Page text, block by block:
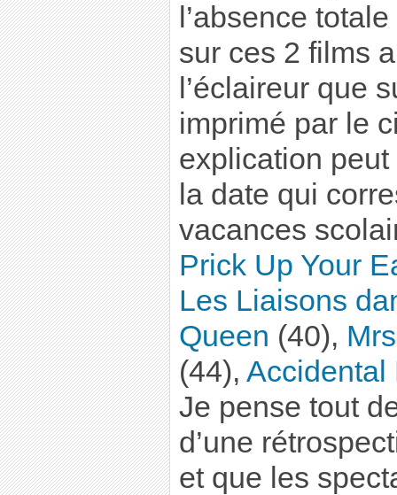
l’absence
sur ces 2 films
l’éclaireur que
imprimé par le
explication
la date qui
vacances
Prick Up Your
Les Liaisons
Queen (40),
(44), Accidental
Je pense tout
d’une
et que les